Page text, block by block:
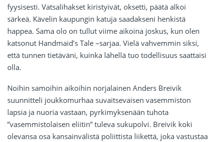
fyysisesti. Vatsalihakset kiristyivät, oksetti, päätä alkoi
särkeä. Kävelin kaupungin katuja saadakseni henkistä
happea. Sama olo on tullut viime aikoina joskus, kun olen
katsonut Handmaid’s Tale –sarjaa. Vielä vahvemmin siksi,
että tunnen tietäväni, kuinka lähellä tuo todellisuus saattaisi
olla.
Noihin samoihin aikoihin norjalainen Anders Breivik
suunnitteli joukkomurhaa suvaitsevaisen vasemmiston
lapsia ja nuoria vastaan, pyrkimyksenään tuhota
”vasemmistolaisen eliitin” tuleva sukupolvi. Breivik koki
olevansa osa kansainvälistä poliittista liikettä, joka vastustaa